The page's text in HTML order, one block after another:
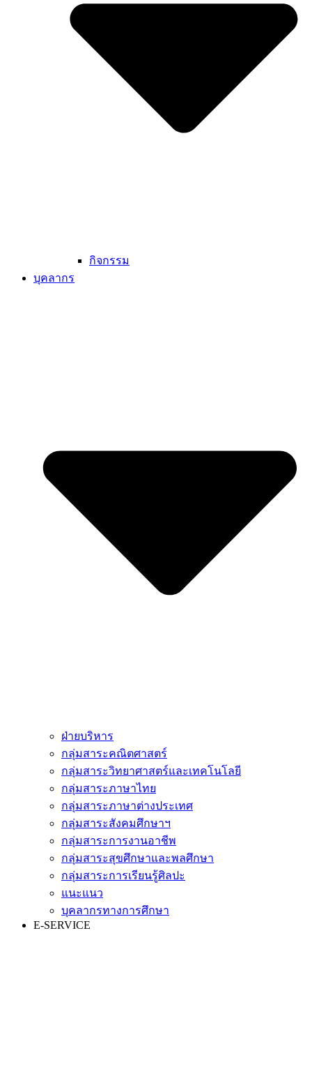
กิจกรรม
บุคลากร
ฝ่ายบริหาร
กลุ่มสาระคณิตศาสตร์
กลุ่มสาระวิทยาศาสตร์และเทคโนโลยี
กลุ่มสาระภาษาไทย
กลุ่มสาระภาษาต่างประเทศ
กลุ่มสาระสังคมศึกษาฯ
กลุ่มสาระการงานอาชีพ
กลุ่มสาระสุขศึกษาและพลศึกษา
กลุ่มสาระการเรียนรู้ศิลปะ
แนะแนว
บุคลากรทางการศึกษา
E-SERVICE